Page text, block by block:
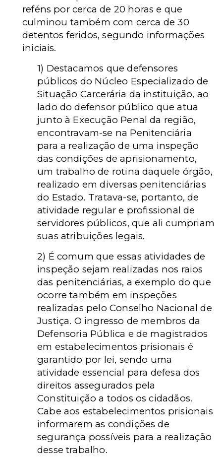
reféns por cerca de 20 horas e que
culminou também com cerca de 30
detentos feridos, segundo informações
iniciais.
1) Destacamos que defensores
públicos do Núcleo Especializado de
Situação Carcerária da instituição, ao
lado do defensor público que atua
junto à Execução Penal da região,
encontravam-se na Penitenciária
para a realização de uma inspeção
das condições de aprisionamento,
um trabalho de rotina daquele órgão,
realizado em diversas penitenciárias
do Estado. Tratava-se, portanto, de
atividade regular e profissional de
servidores públicos, que ali cumpriam
suas atribuições legais.
2) É comum que essas atividades de
inspeção sejam realizadas nos raios
das penitenciárias, a exemplo do que
ocorre também em inspeções
realizadas pelo Conselho Nacional de
Justiça. O ingresso de membros da
Defensoria Pública e de magistrados
em estabelecimentos prisionais é
garantido por lei, sendo uma
atividade essencial para defesa dos
direitos assegurados pela
Constituição a todos os cidadãos.
Cabe aos estabelecimentos prisionais
informarem as condições de
segurança possíveis para a realização
desse trabalho.